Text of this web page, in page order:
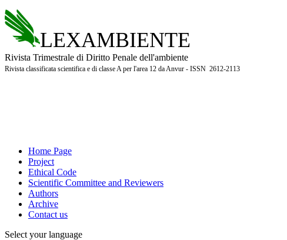
LEXAMBIENTE
Rivista Trimestrale di Diritto Penale dell'ambiente
Rivista classificata scientifica e di classe A per l'area 12 da Anvur - ISSN 2612-2113
Home Page
Project
Ethical Code
Scientific Committee and Reviewers
Authors
Archive
Contact us
Select your language